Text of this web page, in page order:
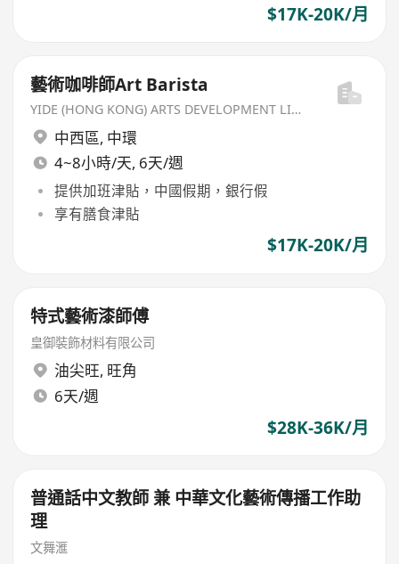
$17K-20K/月
藝術咖啡師Art Barista
YIDE (HONG KONG) ARTS DEVELOPMENT LIMITED
中西區, 中環
4~8小時/天, 6天/週
提供加班津貼，中國假期，銀行假
享有膳食津貼
$17K-20K/月
特式藝術漆師傅
皇御裝飾材料有限公司
油尖旺, 旺角
6天/週
$28K-36K/月
普通話中文教師 兼 中華文化藝術傳播工作助
理
文舞滙